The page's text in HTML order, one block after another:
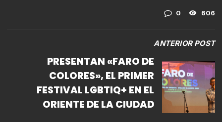
0 606
ANTERIOR POST
PRESENTAN «FARO DE
COLORES», EL PRIMER
FESTIVAL LGBTIQ+ EN EL
ORIENTE DE LA CIUDAD